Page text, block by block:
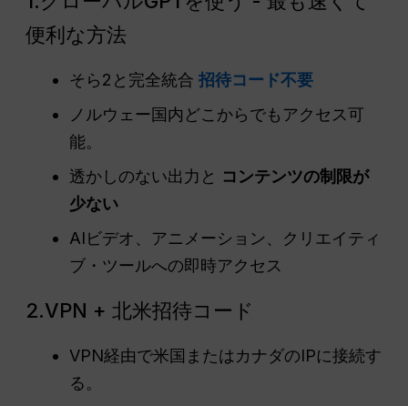
便利な方法
そら2と完全統合招待コード不要
ノルウェー国内どこからでもアクセス可
能。
透かしのない出力と コンテンツの制限が
少ない
AIビデオ、アニメーション、クリエイティ
ブ・ツールへの即時アクセス
2.VPN + 北米招待コード
VPN経由で米国またはカナダのIPに接続す
る。